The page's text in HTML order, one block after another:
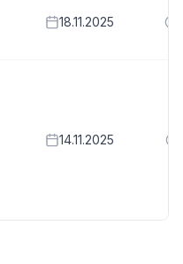
18.11.2025
14.11.2025